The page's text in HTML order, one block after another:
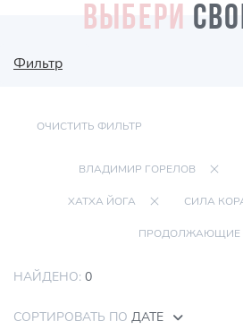
ВЫБЕРИ
Фильтр
ОЧИСТИТЬ ФИЛЬТР
ВЛАДИМИР ГОРЕЛОВ
ХАТХА ЙОГА СИЛА
ПРОДОЛЖАЮЩИЕ
НАЙДЕНО: 0
СОРТИРОВАТЬ ПО ДАТЕ